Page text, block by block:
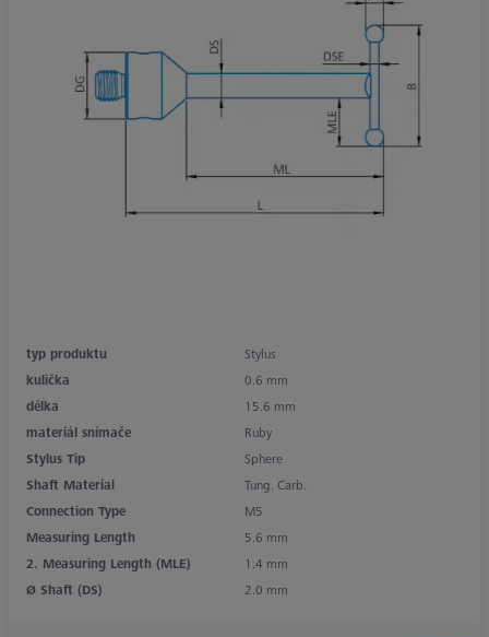
typ produktu
Stylus
kulička
0.6 mm
délka
15.6 mm
materiál snímače
Ruby
Stylus Tip
Sphere
Shaft Material
Tung. Carb.
Connection Type
M5
Measuring Length
5.6 mm
2. Measuring Length (MLE)
1.4 mm
Ø Shaft (DS)
2.0 mm